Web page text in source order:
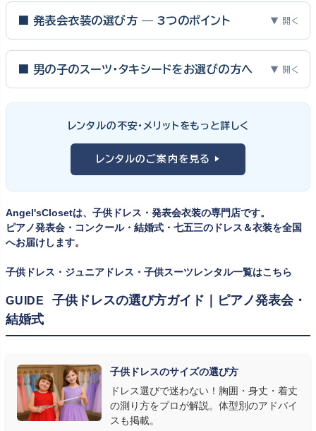
■ 発表会衣装の選び方 — 3つのポイント ▼ 開く
ピアノ発表会・バイオリン発表会・コンクールの舞台は、お子様にと
って特別な一日。元ピアノ教師としての経験から、衣装選びで大切
① サイズは"ジャストフィット"を選ぶ
舞台上で最も美しく見えるのは、お子様の体にきちんと合ったサ
イズのドレス・スーツです。「大きめを買って長く着せたい」という
何よりお子様を輝かせます。レンタルなら、その時のジャストサイ
ズを遠慮なく選べるのが最大のメリット。胸囲・身丈の正しい測り
② 舞台で映える色・楽器に合うデザインを選ぶ
発表会の舞台は照明が強く、客席からは意外と色味が飛んで見え
ます。ネイビー・ブラック・深みのあるジュエルカラーはホールの照
す。またピアノ演奏なら落ち着いたシックなトーン、バイオリンやソ
ロ演奏なら華やかで視線を集めるデザイン、合唱やアンサンブル
なら衣装同士が調和するクラシカルな色合い、と演目に合わせた
■ 男の子のスーツ・タキシードをお選びの方へ ▼ 開く
向け、スリーピーススーツやベストスタイルは合唱・アンサンブル向
けと、シーンで使い分けるのがおすすめです。詳しくは
ツ・タキシード一覧
レンタルの不安・メリットをもっと詳しく
レンタルのご案内を見る ▶
Angel'sClosetは、子供ドレス・発表会衣装の専門店です。
ピアノ発表会・コンクール・結婚式・七五三のドレス＆衣装を全国
へお届けします。
子供ドレス・ジュニアドレス・子供スーツレンタル一覧はこちら
GUIDE
子供ドレスの選び方ガイド｜ピアノ発表会・
結婚式
子供ドレスのサイズの選び方
ドレス選びで迷わない！胸囲・身丈・着丈
の測り方をプロが解説。体型別のアドバイ
スも掲載。